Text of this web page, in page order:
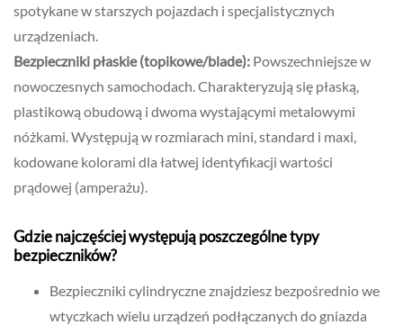
spotykane w starszych pojazdach i specjalistycznych
urządzeniach.
Bezpieczniki płaskie (topikowe/blade): Powszechniejsze w
nowoczesnych samochodach. Charakteryzują się płaską,
plastikową obudową i dwoma wystającymi metalowymi
nóżkami. Występują w rozmiarach mini, standard i maxi,
kodowane kolorami dla łatwej identyfikacji wartości
prądowej (amperażu).
Gdzie najczęściej występują poszczególne typy
bezpieczników?
Bezpieczniki cylindryczne znajdziesz bezpośrednio we
wtyczkach wielu urządzeń podłączanych do gniazda